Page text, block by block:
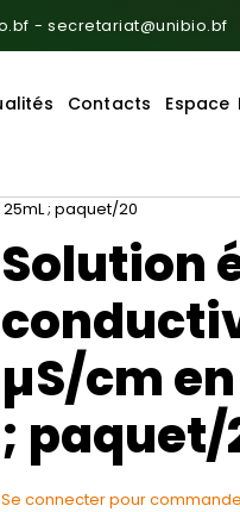
- secretariat@unibio.bf
Contacts Espace
; paquet/20
Solution
µS/cm
; paquet/
Se connecter pour